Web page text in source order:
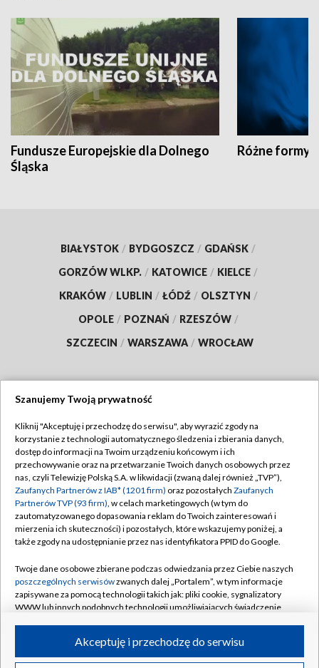
Fundusze Europejskie dla Dolnego
Śląska
Różne formy
BIAŁYSTOK / BYDGOSZCZ / GDAŃSK /
GORZÓW WLKP. / KATOWICE / KIELCE /
KRAKÓW / LUBLIN / ŁÓDŹ / OLSZTYN /
OPOLE / POZNAŃ / RZESZÓW /
SZCZECIN / WARSZAWA / WROCŁAW
TVP
Abonament TVP
Emisja w TVP
Centrum informacji TVP
Naziemna Telewizja Cyfrowa
Rada Programowa
System NOS
Informacje o nadawcy
Program dla prasy
Regulamin TVP
Polityka prywatności
Moje zgody
Pomoc
Kontakt
Kanały
©2026 Telewizja Polska S.A. w likwidacji
Szanujemy Twoją prywatność
Kliknij "Akceptuję i przechodzę do serwisu", aby wyrazić zgody na
korzystanie z technologii automatycznego śledzenia i zbierania danych,
dostęp do informacji na Twoim urządzeniu końcowym i ich
przechowywanie oraz na przetwarzanie Twoich danych osobowych przez
nas, czyli Telewizję Polską S.A. w likwidacji (zwaną dalej również „TVP”),
Zaufanych Partnerów z IAB* (1201 firm) oraz pozostałych Zaufanych
Partnerów TVP (93 firm), w celach marketingowych (w tym do
zautomatyzowanego dopasowania reklam do Twoich zainteresowań i
mierzenia ich skuteczności) i pozostałych, które wskazujemy poniżej, a
także zgody na udostępnianie przez nas identyfikatora PPID do Google.
Twoje dane osobowe zbierane podczas odwiedzania przez Ciebie naszych
poszczególnych serwisówzwanych dalej „Portalem”, w tym informacje
zapisywane za pomocą technologii takich jak: pliki cookie, sygnalizatory
WWW lub innych podobnych technologii umożliwiających świadczenie
ruchu w Internecie.Akceptuję i przechodzę do serwisu